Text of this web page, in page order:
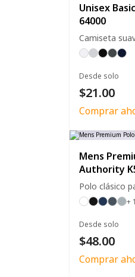
Unisex
64000
Camiseta
Desde solo
$21.00
Comprar
Mens
Authority
Polo clásico
+ 1
Desde solo
$48.00
Comprar